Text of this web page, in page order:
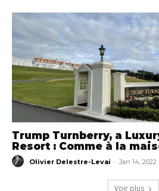
Trump Turnberry, a
Resort : Comme à la
Olivier Delestre-Levai - Jan 14, 2022
Voir plus